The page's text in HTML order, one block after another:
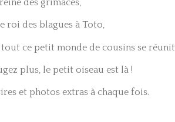
des grimaces,
roi des blagues à Toto,
ce petit monde de cousins se réunit,
plus, le petit oiseau est là !
et photos extras à chaque fois.